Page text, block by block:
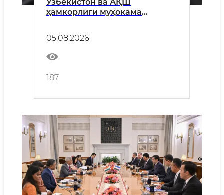
Ўзбекистон ва АҚШ
ҳамкорлиги муҳокама
05.08.2026
187